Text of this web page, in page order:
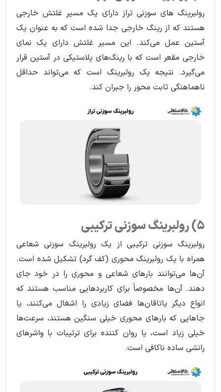
رولبرینگ های سوزنی تراز دارای یک مسیر غلتش خارجی
هستند که از رینگ خارجی جدا شده است که به عنوان یک
آستین عمل می‌کند. این مسیر غلتش دارای یک نمای
خارجی مقعر است که با رینگ‌های پلاستیکی در آستین قرار
می‌گیرد. نتیجه یک رولبرینگ است که می‌تواند حداقل
ناهماهنگی ثابت محور را جبران کند.
5) رولبرینگ سوزنی ترکیبی
رولبرینگ سوزنی ترکیبی از یک رولبرینگ سوزنی شعاعی
همراه با یک رولبرینگ محوری (کف گرد) تشکیل شده است.
آن‌ها می‌توانند بارهای شعاعی و محوری را در خود جای
دهند. آن‌ها مخصوصاً برای کاربردهایی مناسب هستند که
انواع دیگر یاتاقان‌ها فضای زیادی را اشغال می‌کنند، یا
جاهایی که بارهای محوری خیلی سنگین هستند، سرعت‌ها
خیلی زیاد است، یا روان کننده برای ترتیبات با واشرهای
رانشی ساده ناکافی است.